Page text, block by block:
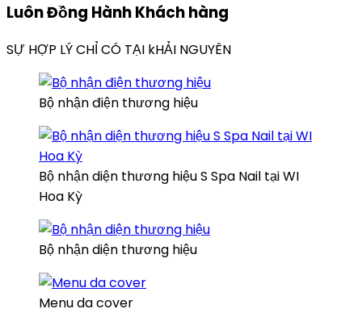
Luôn Đồng HànhKhách hàng
SỰ HỢP LÝ CHỈ CÓ TẠI kHẢI NGUYÊN
Bộ nhận điện thương hiệu
Bộ nhận diện thương hiệu S Spa Nail tại WI
Hoa Kỳ
Bộ nhận diện thương hiệu
Menu da cover